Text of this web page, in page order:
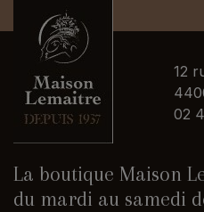
12
02
La boutique Maison
du mardi au samedi